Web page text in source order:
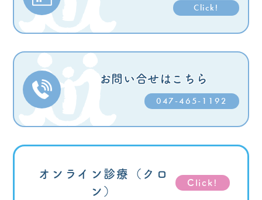
Click!
お問い合せはこちら
047-465-1192
オンライン診療 （クロ
ン）
Click!